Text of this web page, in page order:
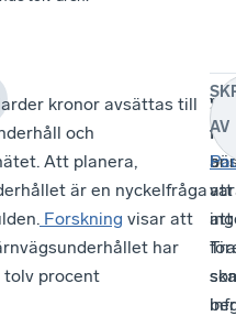
kronor avsättas till
och
Att planera,
är en nyckelfråga
Forskning visar att
har
tolv procent
bör
att
att
ska
AV